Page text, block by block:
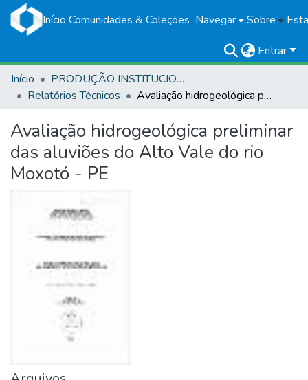
Início Comunidades & Coleções Navegar Sobre
Entrar
Início
PRODUÇÃO INSTITUCIONAL
Relatórios Técnicos
Avaliação hidrogeológica preliminar das aluviões do Alto Vale do rio Moxotó - PE
Avaliação hidrogeológica preliminar
das aluviões do Alto Vale do rio
Moxotó - PE